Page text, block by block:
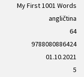
My First 1001 Words
angličtina
64
9788080886424
01.10.2021
5